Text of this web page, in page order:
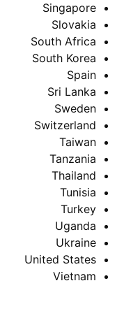
Singapore
Slovakia
South Africa
South Korea
Spain
Sri Lanka
Sweden
Switzerland
Taiwan
Tanzania
Thailand
Tunisia
Turkey
Uganda
Ukraine
United States
Vietnam